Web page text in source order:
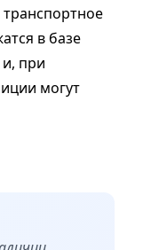
в базе
при
могут